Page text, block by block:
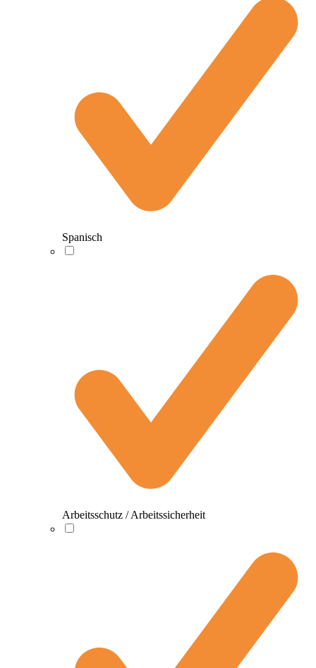
Spanisch
Arbeitsschutz / Arbeitssicherheit